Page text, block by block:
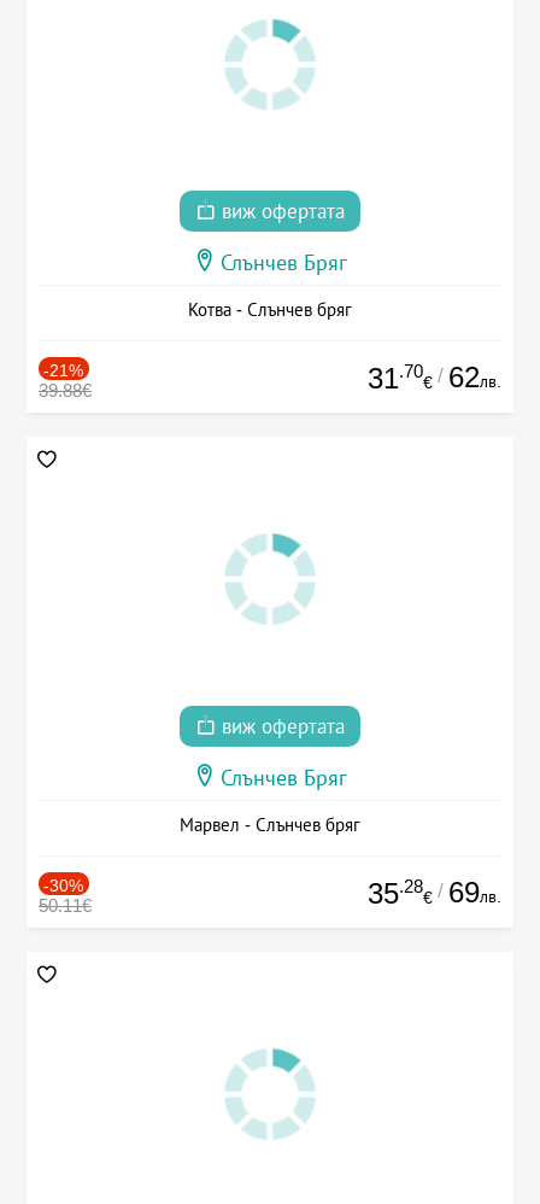
виж офертата
Слънчев Бряг
Котва - Слънчев бряг
-21%
39.88€ 31.70
€ / 62лв.
виж офертата
Слънчев Бряг
Марвел - Слънчев бряг
-30%
50.11€ 35.28
€ / 69лв.